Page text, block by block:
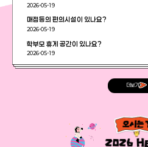
2026-05-19
매점등의 편의시설이 있나요?
2026-05-19
학부모 휴게 공간이 있나요?
2026-05-19
더보기